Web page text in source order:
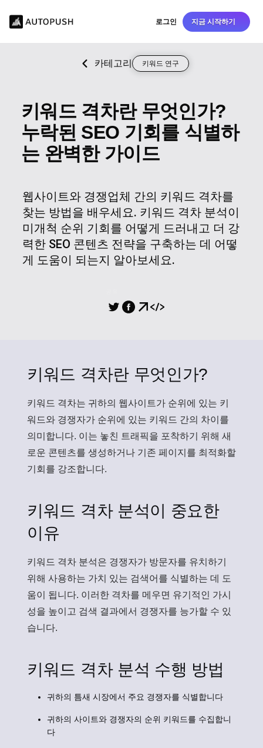
로그인 지금 시작하기
카테고리 키워드 연구
키워드 격차란 무엇인가?
누락된 SEO 기회를 식별하
는 완벽한 가이드
웹사이트와 경쟁업체 간의 키워드 격차를
찾는 방법을 배우세요. 키워드 격차 분석이
미개척 순위 기회를 어떻게 드러내고 더 강
력한 SEO 콘텐츠 전략을 구축하는 데 어떻
게 도움이 되는지 알아보세요.
키워드 격차란 무엇인가?
키워드 격차는 귀하의 웹사이트가 순위에 있는 키
워드와 경쟁자가 순위에 있는 키워드 간의 차이를
의미합니다. 이는 놓친 트래픽을 포착하기 위해 새
로운 콘텐츠를 생성하거나 기존 페이지를 최적화할
기회를 강조합니다.
키워드 격차 분석이 중요한
이유
키워드 격차 분석은 경쟁자가 방문자를 유치하기
위해 사용하는 가치 있는 검색어를 식별하는 데 도
움이 됩니다. 이러한 격차를 메우면 유기적인 가시
성을 높이고 검색 결과에서 경쟁자를 능가할 수 있
습니다.
키워드 격차 분석 수행 방법
귀하의 틈새 시장에서 주요 경쟁자를 식별합니다
귀하의 사이트와 경쟁자의 순위 키워드를 수집합니
다